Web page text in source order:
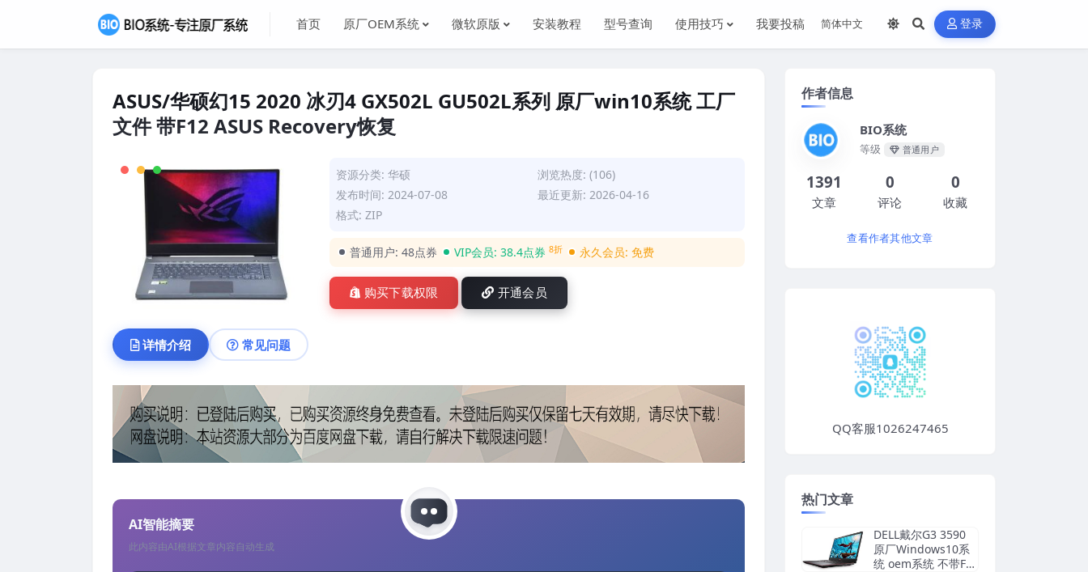
首页 原厂OEM系统 微软原版 安装教程 型号查询 使用技巧 我要投稿 登录
ASUS/华硕幻15 2020 冰刃4 GX502L GU502L系列 原厂win10系统 工厂
文件 带F12 ASUS Recovery恢复
资源分类:华硕
浏览热度: (106)
发布时间: 2024-07-08
最近更新: 2026-04-16
格式: ZIP
普通用户:48点券 VIP会员:38.4点券 8折 永久会员:免费
购买下载权限 开通会员
详情介绍 常见问题
AI智能摘要
此内容由AI根据文章内容自动生成
作者信息
BIO系统
等级 普通用户
1391
文章
0
评论
0
收藏
查看作者其他文章
QQ客服1026247465
热门文章
DELL戴尔G3 3590
原厂Windows10系
统 oem系统 不带F1